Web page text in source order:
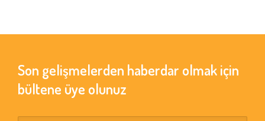
Son gelişmelerden haberdar olmak için
bültene üye olunuz